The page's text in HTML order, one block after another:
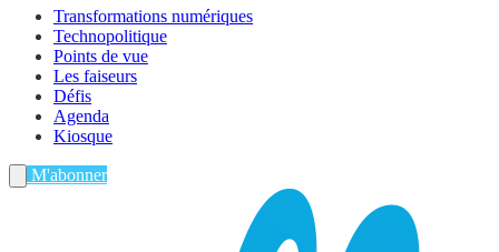
Transformations numériques
Technopolitique
Points de vue
Les faiseurs
Défis
Agenda
Kiosque
M'abonner